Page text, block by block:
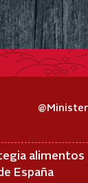
alimentos
España